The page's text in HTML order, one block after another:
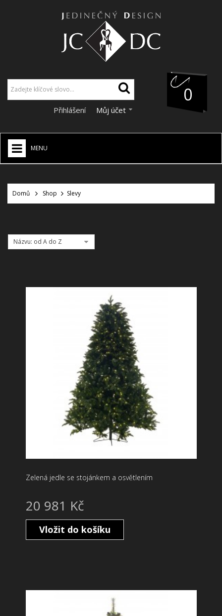
0
Přihlášení Můj účet
MENU
VÁNOCE
SHOWROOM
Domů Shop Slevy
Názvu: od A do Z
Zelená jedle se stojánkem a osvětlením
20 981 Kč
Vložit do košíku